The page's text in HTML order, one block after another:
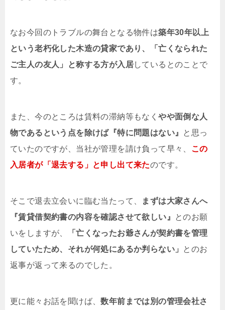
なお今回のトラブルの舞台となる物件は築年30年以上
という老朽化した木造の貸家であり、「亡くなられた
ご主人の友人」と称する方が入居しているとのことで
す。
また、今のところは賃料の滞納等もなくやや面倒な人
物であるという点を除けば『特に問題はない』 と思っ
ていたのですが、当社が管理を請け負って早々、 この
入居者が「退去する」と申し出て来たのです。
そこで退去立会いに臨む当たって、
まずは大家さんへ
『賃貸借契約書の内容を確認させて欲しい』
とのお願
いをしますが、
「亡くなったお爺さんが契約書を管理
していたため、それが何処にあるか判らない」 とのお
返事が返って来るのでした。
更に能々お話を聞けば、数年前までは別の管理会社さ